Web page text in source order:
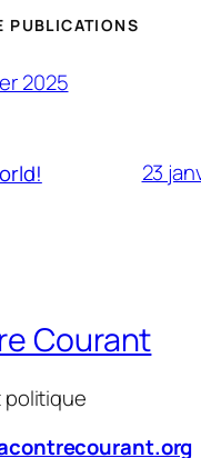
PUBLICATIONS
2025
23
Courant
politique